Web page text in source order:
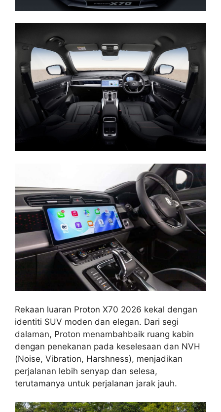
Rekaan luaran Proton X70 2026 kekal dengan
identiti SUV moden dan elegan. Dari segi
dalaman, Proton menambahbaik ruang kabin
dengan penekanan pada keselesaan dan NVH
(Noise, Vibration, Harshness), menjadikan
perjalanan lebih senyap dan selesa,
terutamanya untuk perjalanan jarak jauh.